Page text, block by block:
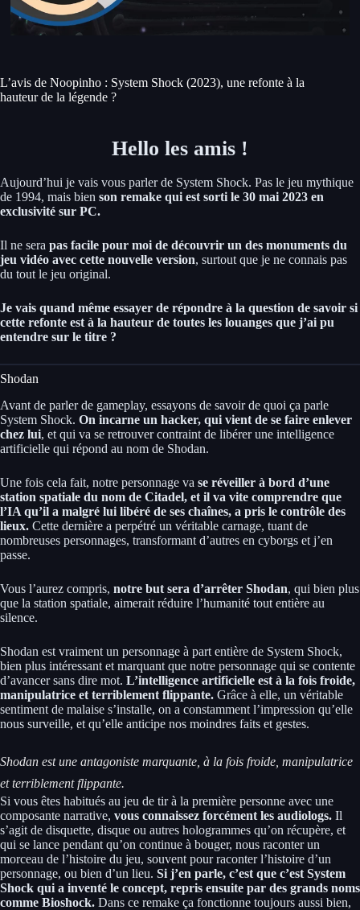
L’avis de Noopinho : System Shock (2023), une refonte à la
hauteur de la légende ?
Hello les amis !
Aujourd’hui je vais vous parler de System Shock. Pas le jeu mythique
de 1994, mais bien son remake qui est sorti le 30 mai 2023 en
exclusivité sur PC.
Il ne sera pas facile pour moi de découvrir un des monuments du
jeu vidéo avec cette nouvelle version, surtout que je ne connais pas
du tout le jeu original.
Je vais quand même essayer de répondre à la question de savoir si
cette refonte est à la hauteur de toutes les louanges que j’ai pu
entendre sur le titre ?
Shodan
Avant de parler de gameplay, essayons de savoir de quoi ça parle
System Shock. On incarne un hacker, qui vient de se faire enlever
chez lui, et qui va se retrouver contraint de libérer une intelligence
artificielle qui répond au nom de Shodan.
Une fois cela fait, notre personnage va se réveiller à bord d’une
station spatiale du nom de Citadel, et il va vite comprendre que
l’IA qu’il a malgré lui libéré de ses chaînes, a pris le contrôle des
lieux. Cette dernière a perpétré un véritable carnage, tuant de
nombreuses personnages, transformant d’autres en cyborgs et j’en
passe.
Vous l’aurez compris, notre but sera d’arrêter Shodan, qui bien plus
que la station spatiale, aimerait réduire l’humanité tout entière au
silence.
Shodan est vraiment un personnage à part entière de System Shock,
bien plus intéressant et marquant que notre personnage qui se contente
d’avancer sans dire mot. L’intelligence artificielle est à la fois froide,
manipulatrice et terriblement flippante. Grâce à elle, un véritable
sentiment de malaise s’installe, on a constamment l’impression qu’elle
nous surveille, et qu’elle anticipe nos moindres faits et gestes.
Shodan est une antagoniste marquante, à la fois froide, manipulatrice
et terriblement flippante.
Si vous êtes habitués au jeu de tir à la première personne avec une
composante narrative, vous connaissez forcément les audiologs. Il
s’agit de disquette, disque ou autres hologrammes qu’on récupère, et
qui se lance pendant qu’on continue à bouger, nous raconter un
morceau de l’histoire du jeu, souvent pour raconter l’histoire d’un
personnage, ou bien d’un lieu. Si j’en parle, c’est que c’est System
Shock qui a inventé le concept, repris ensuite par des grands noms
comme Bioshock. Dans ce remake ça fonctionne toujours aussi bien,